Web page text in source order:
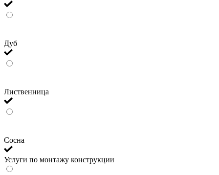
Дуб
Лиственница
Сосна
Услуги по монтажу конструкции